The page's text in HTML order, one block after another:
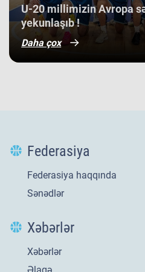
​U-20 millimizin Avropa
yekunlaşıb !
Daha çox
Yeni
Federasiya
Federasiya haqqında
Sənədlər
Xəbərlər
Xəbərlər